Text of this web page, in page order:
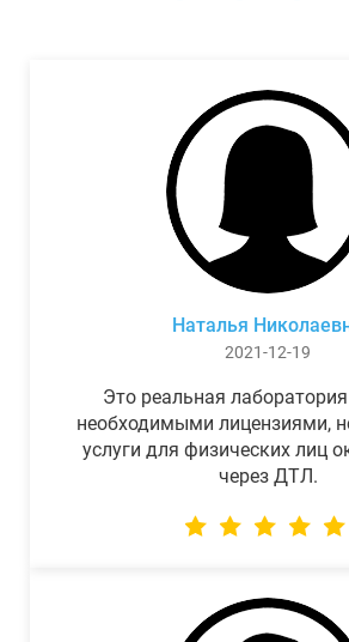
Наталья
2021-12-19
Это реальная
необходимыми лицензиями,
услуги для физических лиц
через ДТЛ.